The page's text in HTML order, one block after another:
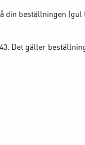
din beställningen (gul
Det gäller